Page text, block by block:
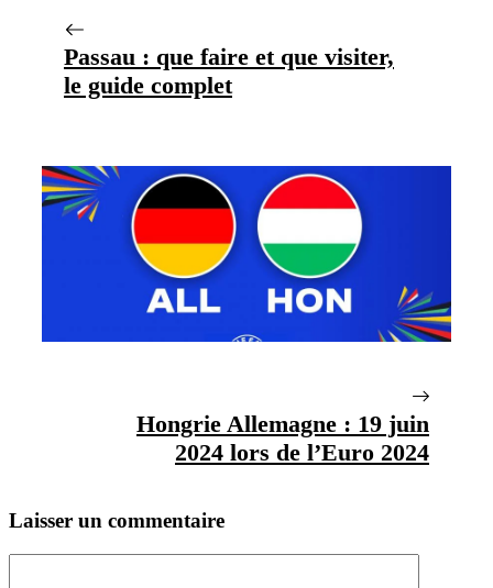
Passau : que faire et que visiter,
le guide complet
Hongrie Allemagne : 19 juin
2024 lors de l’Euro 2024
Laisser un commentaire